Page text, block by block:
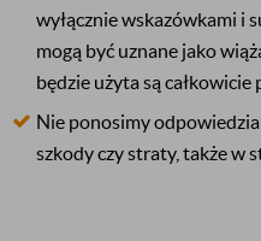
wyłącznie wskazówkami i
mogą być uznane jako
będzie użyta są
Nie ponosimy
szkody czy straty, także w